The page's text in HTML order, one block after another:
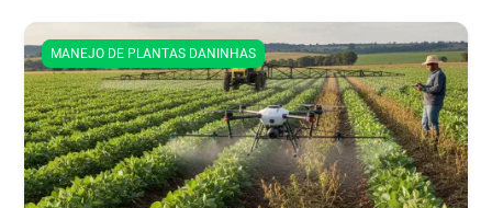
MANEJO DE PLANTAS DANINHAS